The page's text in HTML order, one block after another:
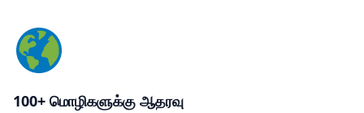
100+ மொழிகளுக்கு ஆதரவு